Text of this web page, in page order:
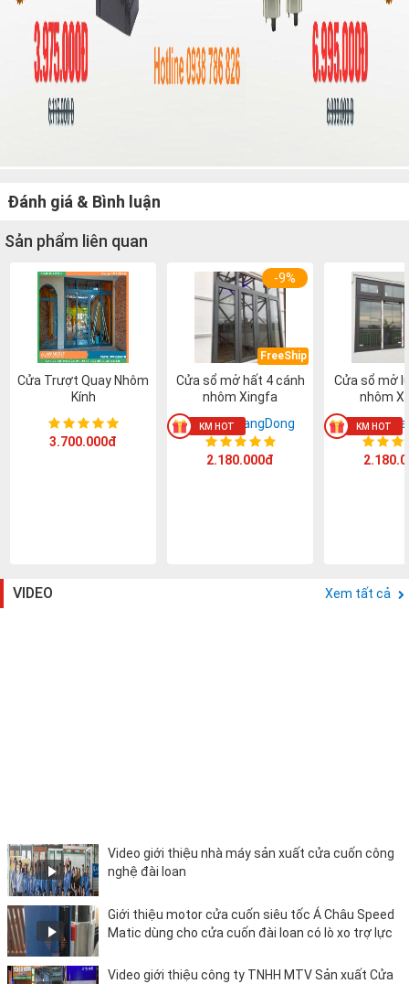
Đánh giá & Bình luận
Sản phẩm liên quan
Cửa Trượt Quay Nhôm
Kính
3.700.000đ
FreeShip
-9%
Cửa sổ mở hất 4 cánh
nhôm Xingfa
Xingfa GuangDong
2.180.000đ
Cửa sổ mở
nhôm
Xingfa
VIDEO Xem tất cả
Video giới thiệu nhà máy sản xuất cửa cuốn công
nghệ đài loan
Giới thiệu motor cửa cuốn siêu tốc Á Châu Speed
Matic dùng cho cửa cuốn đài loan có lò xo trợ lực
Video giới thiệu công ty TNHH MTV Sản xuất Cửa